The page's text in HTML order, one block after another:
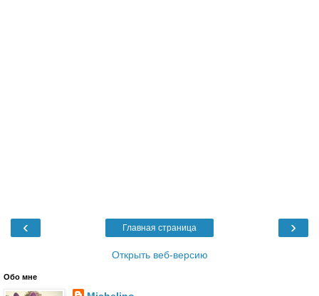
‹ ›
Главная страница
Открыть веб-версию
Обо мне